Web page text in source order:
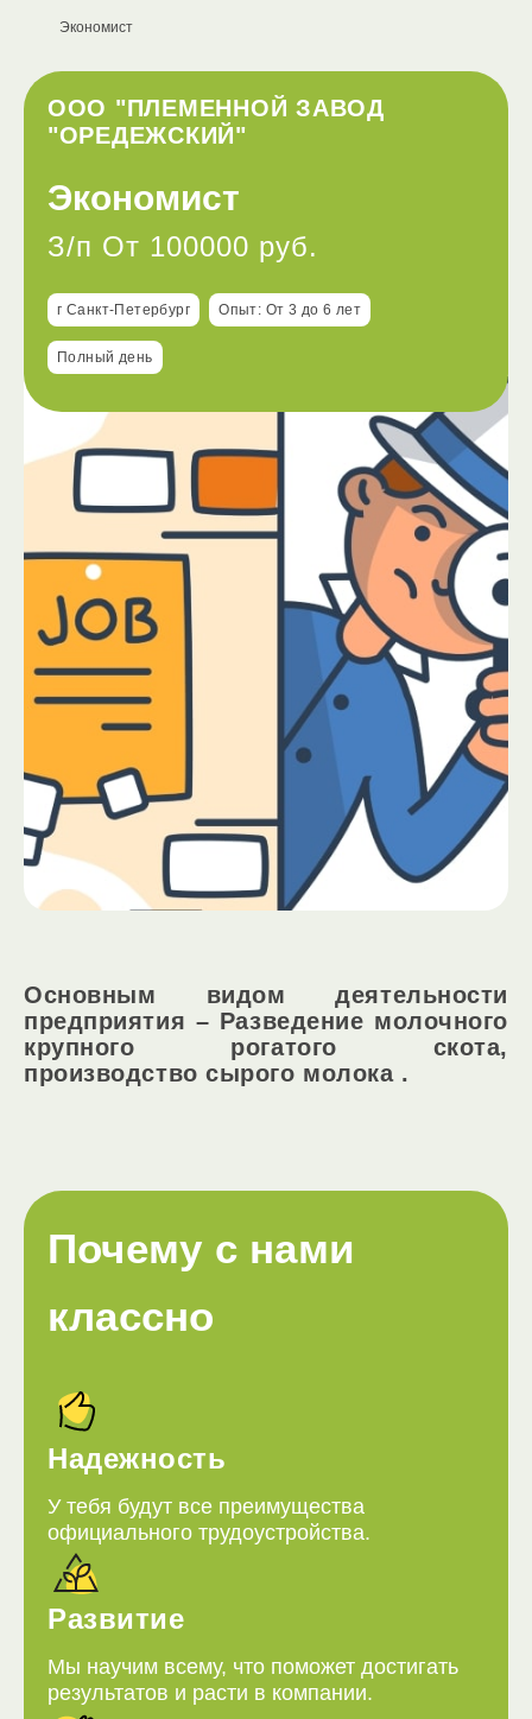
ООО "ПЛЕМЕННОЙ ЗАВОД
"ОРЕДЕЖСКИЙ"
Экономист
Экономист
З/п От 100000 руб.
г Санкт-Петербург Опыт: От 3 до 6 лет
Полный день
Основным видом деятельности
предприятия – Разведение молочного
крупного рогатого скота,
производство сырого молока .
Почему с нами
классно
Надежность
У тебя будут все преимущества
официального трудоустройства.
Развитие
Мы научим всему, что поможет достигать
результатов и расти в компании.